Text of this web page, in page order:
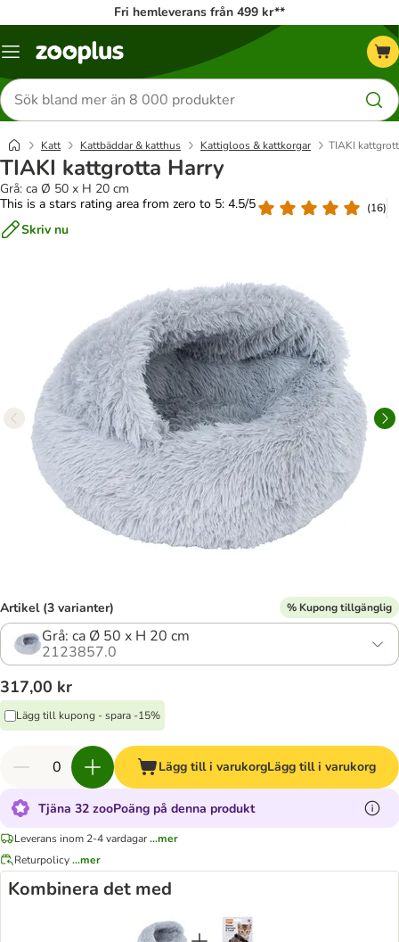
Fri hemleverans från 499 kr**
Katalogmeny
Sök
efter
produkter
Katt Kattbäddar & katthus Kattigloos & kattkorgar TIAKI
TIAKI kattgrotta Harry
Grå: ca Ø 50 x H 20 cm
This is a stars rating area from zero to 5: 4.5/5
(16)
Skriv nu
Artikel (3 varianter) % Kupong tillgänglig
Grå: ca Ø 50 x H 20 cm
2123857.0
317,00 kr
Lägg till kupong - spara -15%
Lägg till i varukorgLägg till i varukorg
Tjäna 32 zooPoäng på denna produkt
Leverans inom 2-4 vardagar...mer
Returpolicy...mer
Kombinera det med